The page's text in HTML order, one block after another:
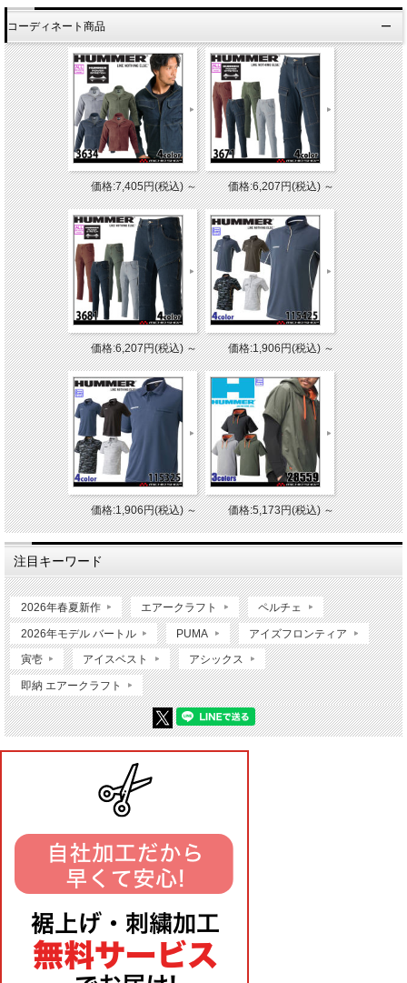
コーディネート商品
価格:7,405円(税込)～ 価格:6,207円(税込)～
価格:6,207円(税込)～ 価格:1,906円(税込)～
価格:1,906円(税込)～ 価格:5,173円(税込)～
注目キーワード
2026年春夏新作 エアークラフト ペルチェ
2026年モデル バートル PUMA アイズフロンティア
寅壱 アイスベスト アシックス
即納 エアークラフト